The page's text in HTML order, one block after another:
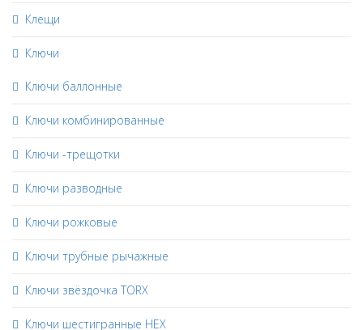
Клещи
Ключи
Ключи баллонные
Ключи комбинированные
Ключи -трещотки
Ключи разводные
Ключи рожковые
Ключи трубные рычажные
Ключи звёздочка TORX
Ключи шестигранные HEX